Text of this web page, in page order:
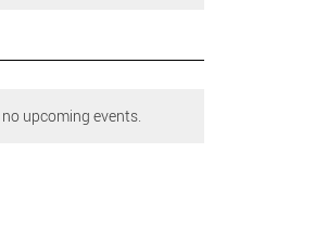
upcoming events.